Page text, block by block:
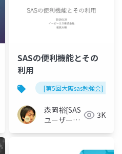
machine learning deep
SASの便利機能とその
利用
[第5回大阪sas勉強会]
森岡裕[SAS
ユーザー総
3K